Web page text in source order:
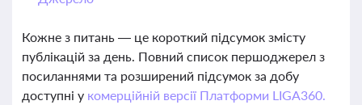
Кожне з питань — це короткий підсумок змісту
публікацій за день. Повний список першоджерел з
посиланнями та розширений підсумок за добу
доступні у комерційній версії Платформи LIGA360.